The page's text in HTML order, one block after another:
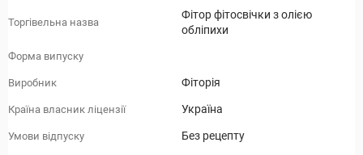
Торгівельна назва
Фітор фітосвічки з олією
обліпихи
Форма випуску
Виробник Фіторія
Країна власник ліцензії Україна
Умови відпуску Без рецепту